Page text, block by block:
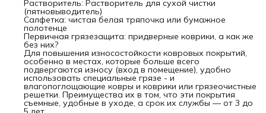
Растворитель: Растворитель для сухой чистки
(пятновыводитель)
Салфетка: чистая белая тряпочка или бумажное
полотенце
Первичная грязезащита: придверные коврики, а как же
без них?
Для повышения износостойкости ковровых покрытий,
особенно в местах, которые больше всего
подвергаются износу (вход в помещение), удобно
использовать специальные грязе - и
влагопоглощающие ковры и коврики или грязеочистные
решетки. Преимущества их в том, что эти покрытия
съемные, удобные в уходе, а срок их службы — от 3 до